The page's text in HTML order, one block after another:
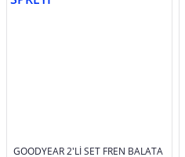
GOODYEAR 2'Lİ SET FREN BALATA